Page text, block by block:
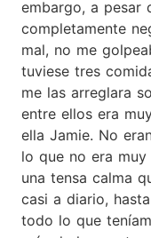
embargo, a pesar
completamente
mal, no me
tuviese tres
me las arreglara
entre ellos era
ella Jamie. No
lo que no era muy
una tensa calma
casi a diario,
todo lo que